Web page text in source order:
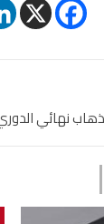
نهائي